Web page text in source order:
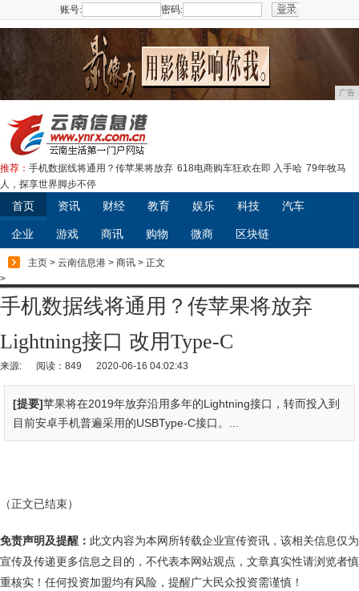
账号: 密码:
广告
推荐： 手机数据线将通用？传苹果将放弃 618电商购车狂欢在即 入手哈 79年牧马
人，探享世界脚步不停
首页 资讯 财经 教育 娱乐 科技 汽车
企业 游戏 商讯 购物 微商 区块链
主页 > 云南信息港 > 商讯 > 正文
>
手机数据线将通用？传苹果将放弃
Lightning接口 改用Type-C
来源: 阅读：849 2020-06-16 04:02:43
[提要]苹果将在2019年放弃沿用多年的Lightning接口，转而投入到
目前安卓手机普遍采用的USBType-C接口。...
（正文已结束）
免责声明及提醒： 此文内容为本网所转载企业宣传资讯，该相关信息仅为
宣传及传递更多信息之目的，不代表本网站观点，文章真实性请浏览者慎
重核实！任何投资加盟均有风险，提醒广大民众投资需谨慎！